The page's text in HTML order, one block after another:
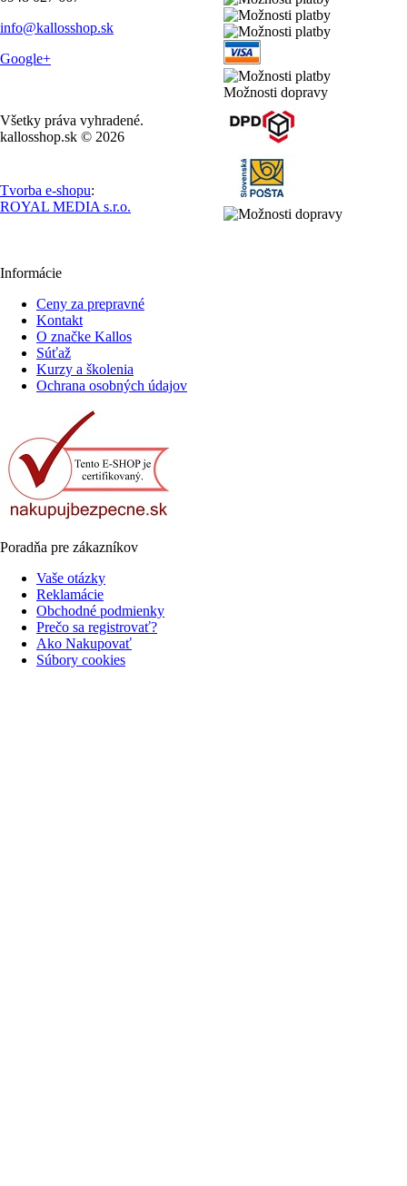
info@kallosshop.sk
Google+
Všetky práva vyhradené.
kallosshop.sk © 2026
Tvorba e-shopu:
ROYAL MEDIA s.r.o.
Informácie
Ceny za prepravné
Kontakt
O značke Kallos
Súťaž
Kurzy a školenia
Ochrana osobných údajov
Poradňa pre zákazníkov
Vaše otázky
Reklamácie
Obchodné podmienky
Prečo sa registrovať?
Ako Nakupovať
Súbory cookies
Možnosti dopravy